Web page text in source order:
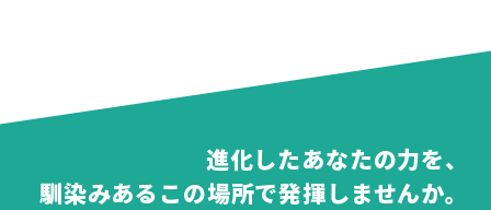
進化したあなたの力を、
馴染みあるこの場所で発揮しませんか。